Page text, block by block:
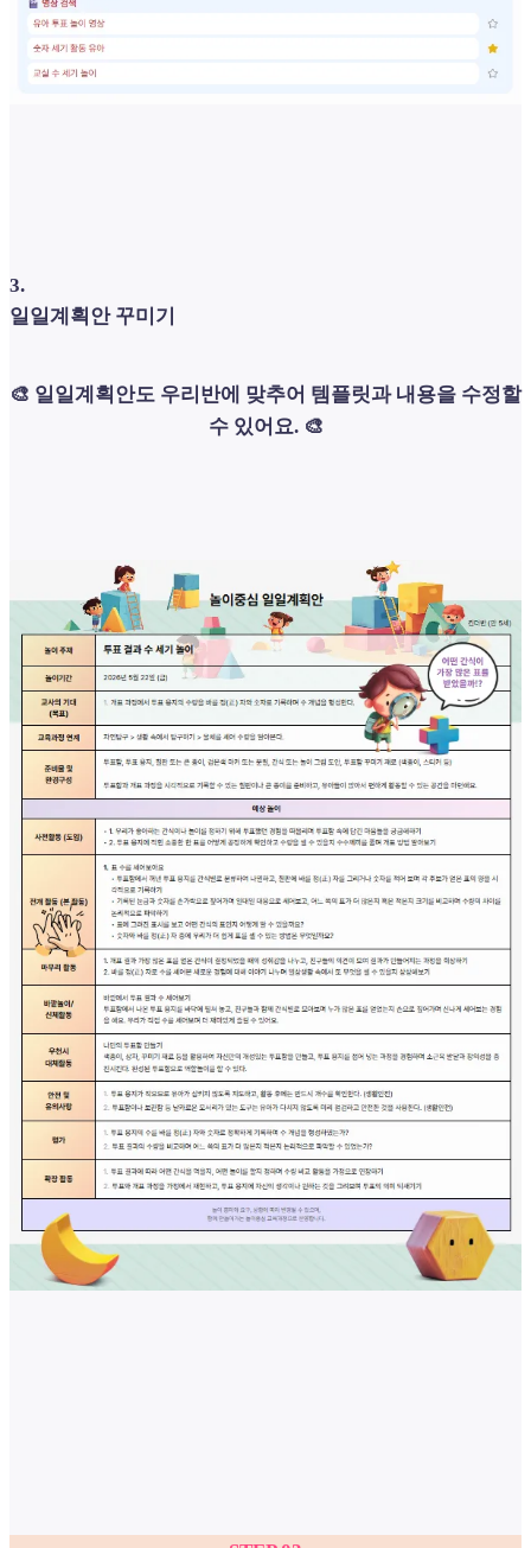
3.
일일계획안 꾸미기
🎨 일일계획안도 우리반에 맞추어 템플릿과 내용을 수정할
수 있어요. 🎨